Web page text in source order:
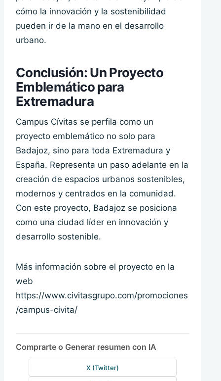
cómo la innovación y la sostenibilidad
pueden ir de la mano en el desarrollo
urbano.
Conclusión: Un Proyecto
Emblemático para
Extremadura
Campus Cívitas se perfila como un
proyecto emblemático no solo para
Badajoz, sino para toda Extremadura y
España. Representa un paso adelante en la
creación de espacios urbanos sostenibles,
modernos y centrados en la comunidad.
Con este proyecto, Badajoz se posiciona
como una ciudad líder en innovación y
desarrollo sostenible.
Más información sobre el proyecto en la
web
https://www.civitasgrupo.com/promociones
/campus-civita/
Comprarte o Generar resumen con IA
X (Twitter)